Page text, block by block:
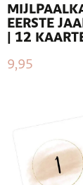
EERSTE
| 12
9,95